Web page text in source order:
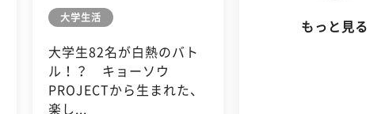
大学生活
大学生82名が白熱のバト
ル！？ キョーソウ
PROJECTから生まれた、
楽し...
もっと見る